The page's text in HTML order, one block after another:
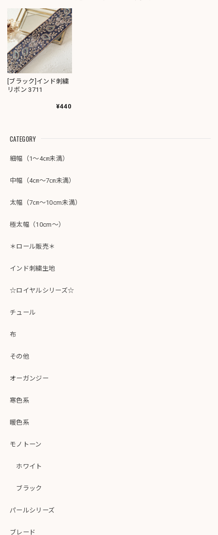
[ブラック]インド刺繍
リボン 3711
¥440
CATEGORY
細幅（1～4㎝未満）
中幅（4㎝～7㎝未満）
太幅（7㎝～10cm未満）
極太幅（10cm～）
＊ロール販売＊
インド刺繍生地
☆ロイヤルシリーズ☆
チュール
布
その他
オーガンジー
寒色系
暖色系
モノトーン
ホワイト
ブラック
パールシリーズ
ブレード